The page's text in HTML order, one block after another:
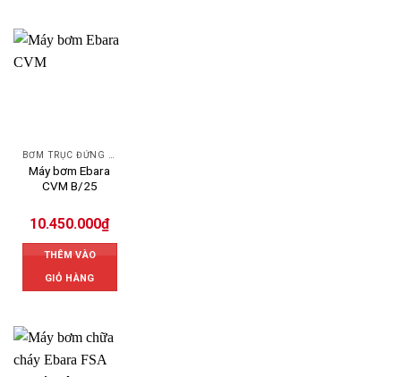
BƠM TRỤC ĐỨNG EBARA
Máy bơm Ebara
CVM B/25
10.450.000₫
THÊM VÀO
GIỎ HÀNG